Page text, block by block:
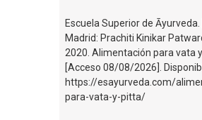
Escuela Superior de Āyurveda.
Madrid: Prachiti Kinikar
2020. Alimentación para vata
[Acceso 08/08/2026].
https://esayurveda.com/
para-vata-y-pitta/